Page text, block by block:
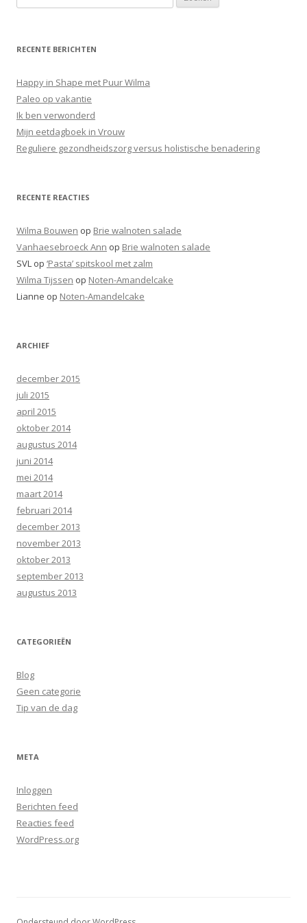
o
k
n
n
a
a
r
RECENTE BERICHTEN
Happy in Shape met Puur Wilma
Paleo op vakantie
Ik ben verwonderd
Mijn eetdagboek in Vrouw
Reguliere gezondheidszorg versus holistische benadering
RECENTE REACTIES
Wilma Bouwen op Brie walnoten salade
Vanhaesebroeck Ann op Brie walnoten salade
SVL op ‘Pasta’ spitskool met zalm
Wilma Tijssen op Noten-Amandelcake
Lianne op Noten-Amandelcake
ARCHIEF
december 2015
juli 2015
april 2015
oktober 2014
augustus 2014
juni 2014
mei 2014
maart 2014
februari 2014
december 2013
november 2013
oktober 2013
september 2013
augustus 2013
CATEGORIEËN
Blog
Geen categorie
Tip van de dag
META
Inloggen
Berichten feed
Reacties feed
WordPress.org